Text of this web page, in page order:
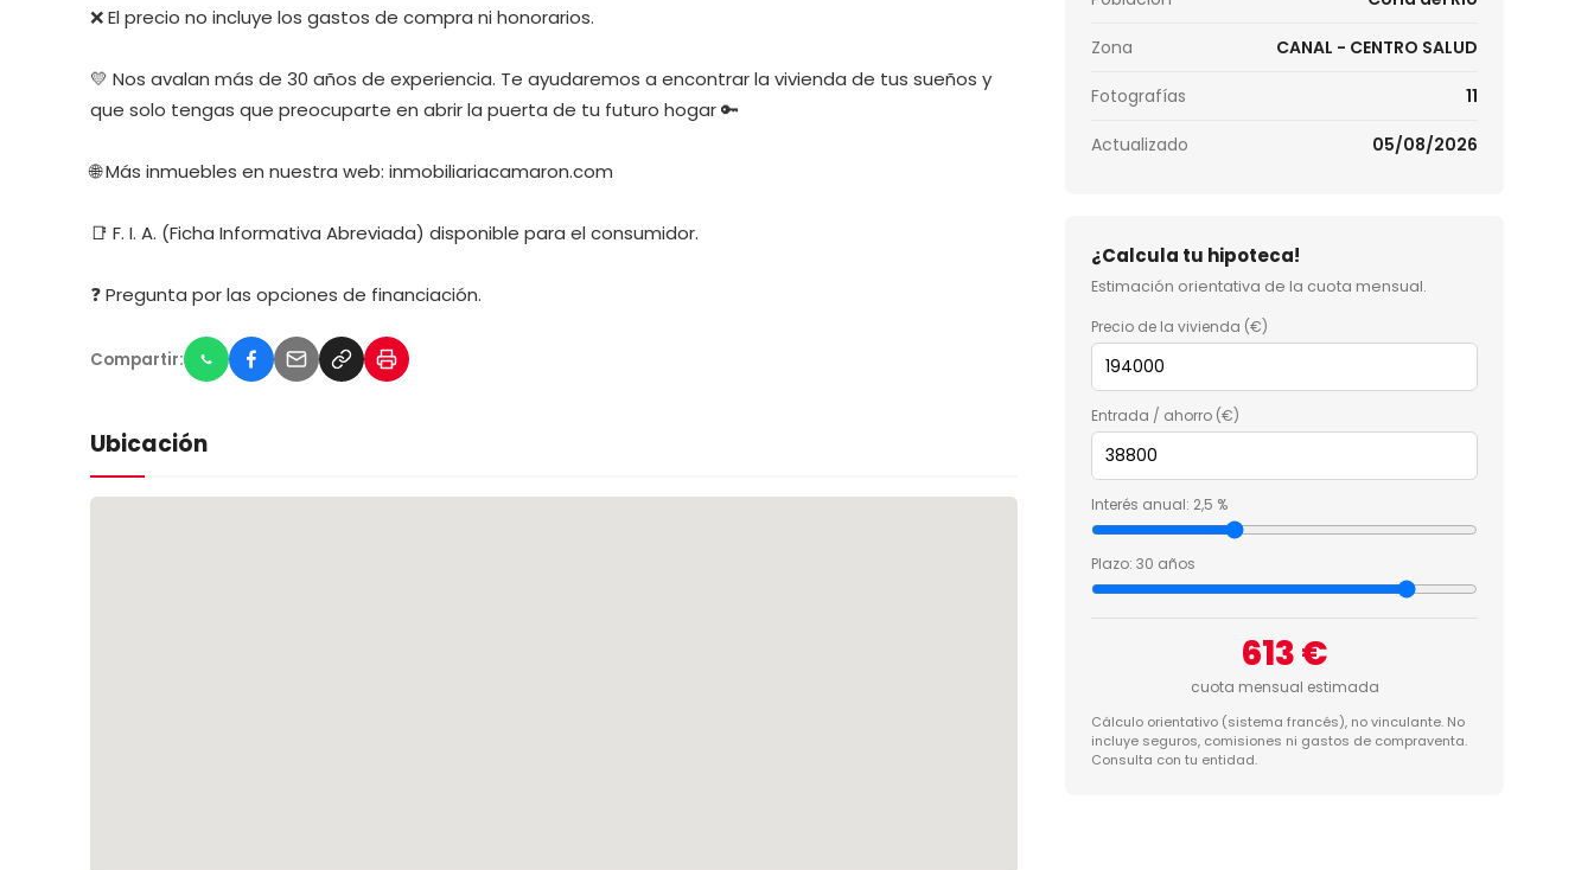
❌ El precio no incluye los gastos de compra ni honorarios.
💛 Nos avalan más de 30 años de experiencia. Te ayudaremos a encontrar la vivienda de tus sueños y
que solo tengas que preocuparte en abrir la puerta de tu futuro hogar 🔑
🌐 Más inmuebles en nuestra web: inmobiliariacamaron.com
📑 F. I. A. (Ficha Informativa Abreviada) disponible para el consumidor.
❓ Pregunta por las opciones de financiación.
Compartir:
Ubicación
Zona CANAL - CENTRO SALUD
Fotografías 11
Actualizado 05/08/2026
¿Calcula tu hipoteca!
Estimación orientativa de la cuota mensual.
Precio de la vivienda (€)
Entrada / ahorro (€)
Interés anual: 2,5 %
Plazo: 30 años
613 €
cuota mensual estimada
Cálculo orientativo (sistema francés), no vinculante. No
incluye seguros, comisiones ni gastos de compraventa.
Consulta con tu entidad.